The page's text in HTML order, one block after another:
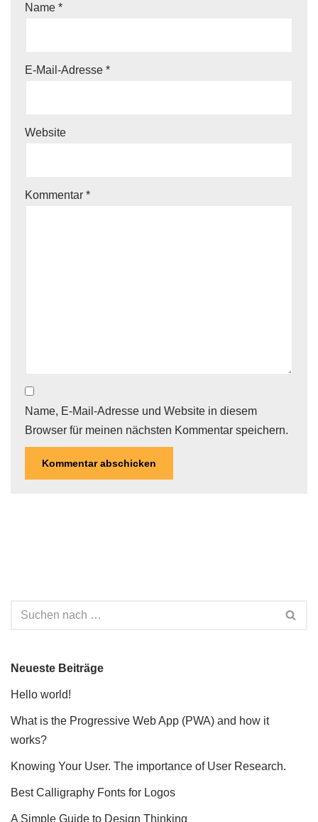
Name *
E-Mail-Adresse *
Website
Kommentar *
Name, E-Mail-Adresse und Website in diesem
Browser für meinen nächsten Kommentar speichern.
Neueste Beiträge
Hello world!
What is the Progressive Web App (PWA) and how it
works?
Knowing Your User. The importance of User Research.
Best Calligraphy Fonts for Logos
A Simple Guide to Design Thinking